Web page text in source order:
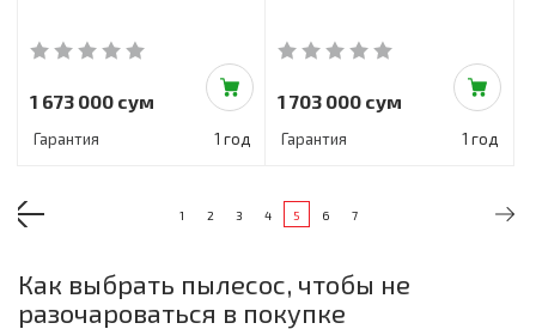
1 673 000 сум
Гарантия 1 год
1 703 000 сум
Гарантия 1 год
1 2 3 4 5 6 7
Как выбрать пылесос, чтобы не
разочароваться в покупке